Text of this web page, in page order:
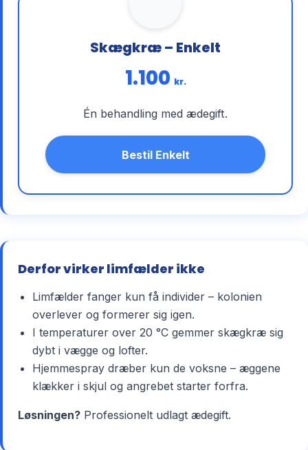
Skægkræ – Enkelt
1.100 kr.
Én behandling med ædegift.
Bestil Enkelt
Derfor virker limfælder ikke
Limfælder fanger kun få individer – kolonien
overlever og formerer sig igen.
I temperaturer over 20 °C gemmer skægkræ sig
dybt i vægge og lofter.
Hjemmespray dræber kun de voksne – æggene
klækker i skjul og angrebet starter forfra.
Løsningen? Professionelt udlagt ædegift.